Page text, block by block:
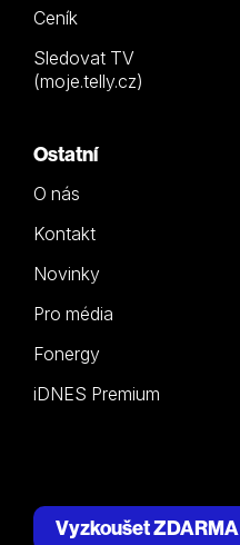
Ceník
Sledovat TV
(moje.telly.cz)
Ostatní
O nás
Kontakt
Novinky
Pro média
Fonergy
iDNES Premium
Vyzkoušet ZDARMA